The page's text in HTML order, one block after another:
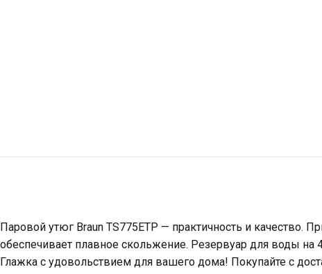
Паровой утюг Braun TS775ETP — практичность и качество.
обеспечивает плавное скольжение. Резервуар для воды
Глажка с удовольствием для вашего дома! Покупайте с